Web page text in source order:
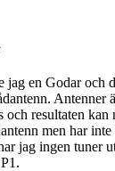
jag en Godar och
Antenner
och resultaten
men har
jag ingen tuner